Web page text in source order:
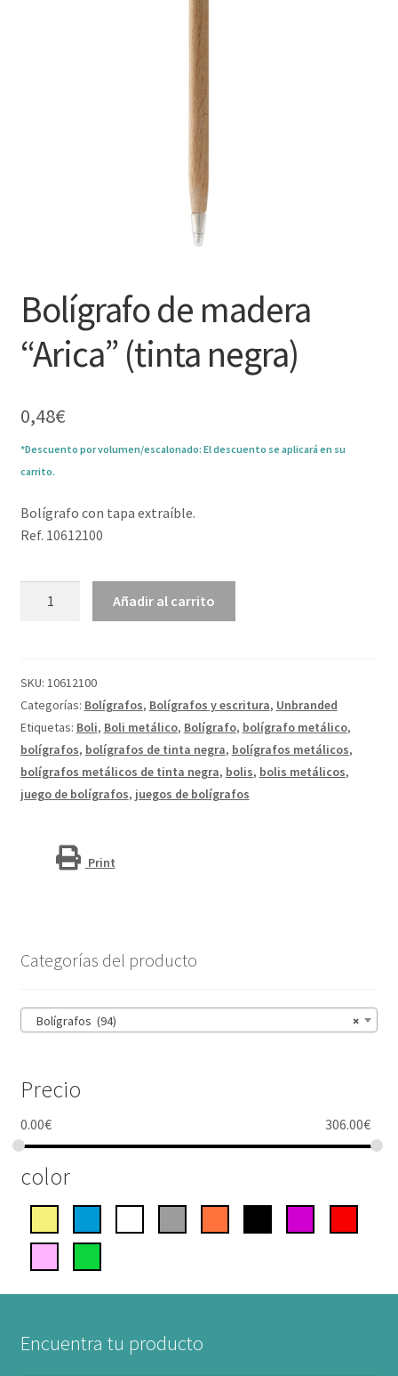
Bolígrafo de madera
“Arica” (tinta negra)
0,48€
*Descuento por volumen/escalonado: El descuento se aplicará en su
carrito.
Bolígrafo con tapa extraíble.
Ref. 10612100
(tinta
negra)
cantidad
Añadir al carrito
SKU: 10612100
Categorías: Bolígrafos, Bolígrafos y escritura, Unbranded
Etiquetas: Boli, Boli metálico, Bolígrafo, bolígrafo metálico,
bolígrafos, bolígrafos de tinta negra, bolígrafos metálicos,
bolígrafos metálicos de tinta negra, bolis, bolis metálicos,
juego de bolígrafos, juegos de bolígrafos
Print
Categorías del producto
×
Bolígrafos (94)
Precio
0.00€ 306.00€
color
Encuentra tu producto